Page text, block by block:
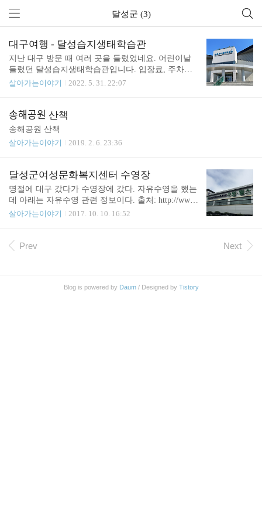
달성군 (3)
대구여행 - 달성습지생태학습관
지난 대구 방문 때 여러 곳을 들렀었네요. 어린이날
들렀던 달성습지생태학습관입니다. 입장료, 주차비
없고 볼거리 많고 밖에 평상도 있고 아이들 기념품까
돌려서 퍼즐처럼 맞추며 노는 것도 있고요. 천정에
보이는 화면으로 공을 던지는 놀이도 있습니다. 그림
는 앉아서 습지 전망을 볼 수 있습니다. 만들기, 그리
니다. 요런 망원경은 보통 돈 넣고 보는데 여긴 무료
네요. 게다가 상태가 좋아서 잘 보입니다. 전망 좋네
요. 습지를 잘 보존해야 된다는 주제로 보이는 애니
메이션 영상도 볼 수 있습니다. 어린이날이라서 그..
살아가는이야기 2022. 5. 31. 22:07
송해공원 산책
송해공원 산책
살아가는이야기
2019. 2. 6. 23:36
달성군여성문화복지센터 수영장
명절에 대구 갔다가 수영장에 갔다. 자유수영을 했는
데 아래는 자유수영 관련 정보이다. 출처: http://www.
dssiseol.or.kr/pages/sisul/page.html?mc=1028 자유 수영
단체는 추가 할인도 된다. 이름이 여성문화복지센터
심은 1m~1.2m 였던가? 정확히 기억은 안난다. 규모
살아가는이야기 2017. 10. 10. 16:52
Prev Next
Blog is powered by Daum/ Designed by Tistory